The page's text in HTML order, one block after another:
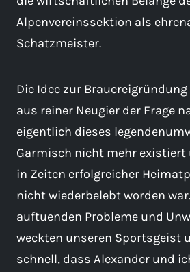
Alpenvereinssektion als
Schatzmeister.
Die Idee zur
aus reiner Neugier der Frage
eigentlich dieses
Garmisch nicht mehr existiert
in Zeiten erfolgreicher
nicht wiederbelebt worden
auftuenden Probleme und
weckten unseren Sportsgeist
schnell, dass Alexander und